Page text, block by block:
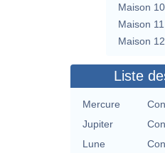
Maison 10
Maison 11
Maison 12
Liste
Mercure
Jupiter
Lune